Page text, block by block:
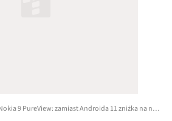
Nokia 9 PureView: zamiast Androida 11 zniżka na nowy telefon